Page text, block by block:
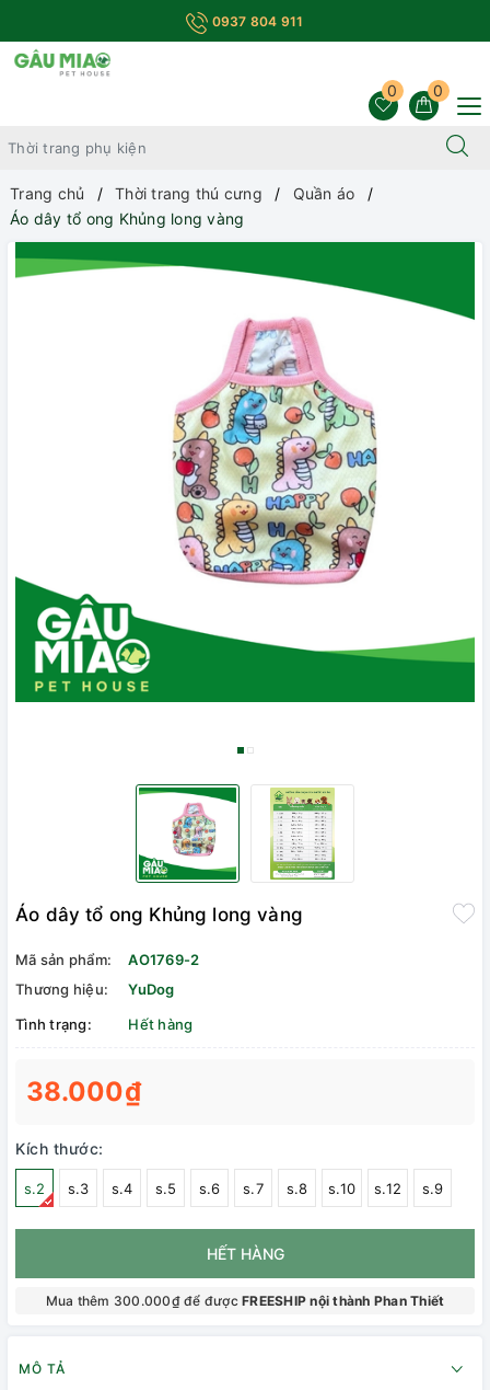
0937 804 911
0
0
Trang chủ Thời trang thú cưng
Quần áo
Áo dây tổ ong Khủng long vàng
Áo dây tổ ong Khủng long vàng
Mã sản phẩm:
AO1769-2
Thương hiệu:
YuDog
Tình trạng:
Hết hàng
38.000₫
Kích thước:
s.2 s.3 s.4 s.5 s.6 s.7 s.8 s.10 s.12 s.9
HẾT HÀNG
Mua thêm 300.000₫ để đượcFREESHIP nội thành Phan Thiết
MÔ TẢ